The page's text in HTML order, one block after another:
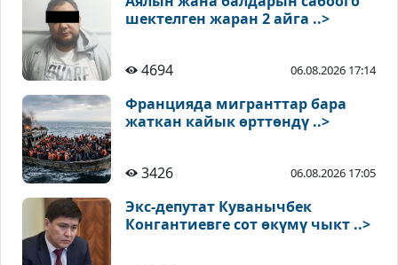
шектелген жаран 2 айга ..>
4694 06.08.2026 17:14
Францияда мигранттар бара
жаткан кайык өрттөндү ..>
3426 06.08.2026 17:05
Экс-депутат Куванычбек
Конгантиевге сот өкүмү чыкт ..>